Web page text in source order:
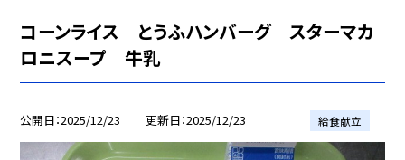
コーンライス とうふハンバーグ スターマカ
ロニスープ 牛乳
公開日 2025/12/23 更新日 2025/12/23 給食献立